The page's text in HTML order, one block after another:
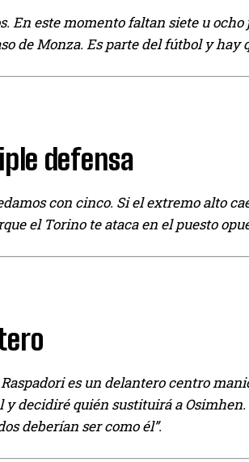
En este momento faltan siete u
de Monza. Es parte del fútbol y hay
defensa
con cinco. Si el extremo alto
el Torino te ataca en el puesto
es un delantero centro
decidiré quién sustituirá a
deberían ser como él”.